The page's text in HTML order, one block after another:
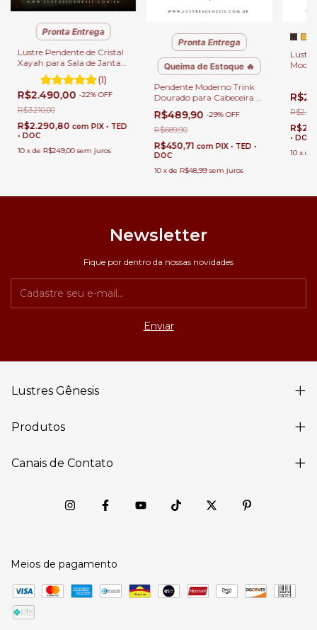
Pronta Entrega
Lustre Pendente de Cristal
Xayah para Sala de Jantar,
Quartos, Sala de Estar e
Escritórios
(1)
R$2.490,00 -22%OFF
R$3.210,00
R$2.290,80 com PIX • TED
• DOC
10 xde R$249,00 sem juros
Pronta Entrega
Queima de Estoque 🔥
Pendente Moderno Trink
Dourado para Cabeceira de
Cama, Balcão de Cozinha,
Quartos e Lavabo
R$489,90 -29%OFF
R$689,90
R$450,71 com PIX • TED •
DOC
10 xde R$48,99 sem juros
• DOC
10 x de
Newsletter
Fique por dentro da nossas novidades
Lustres Gênesis
Produtos
Canais de Contato
Meios de pagamento